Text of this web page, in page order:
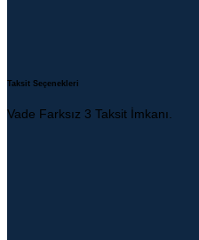
Taksit Seçenekleri
Vade Farksız 3 Taksit İmkanı.